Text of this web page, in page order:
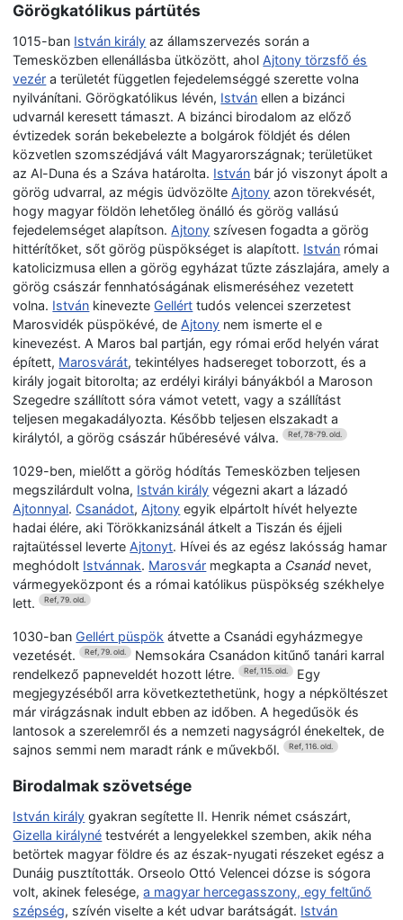
Görögkatólikus pártütés
1015-ban István király az államszervezés során a
Temesközben ellenállásba ütközött, ahol Ajtony törzsfő és
vezér a területét független fejedelemséggé szerette volna
nyilvánítani. Görögkatólikus lévén, István ellen a bizánci
udvarnál keresett támaszt. A bizánci birodalom az előző
évtizedek során bekebelezte a bolgárok földjét és délen
közvetlen szomszédjává vált Magyarországnak; területüket
az Al-Duna és a Száva határolta. István bár jó viszonyt ápolt a
görög udvarral, az mégis üdvözölte Ajtony azon törekvését,
hogy magyar földön lehetőleg önálló és görög vallású
fejedelemséget alapítson. Ajtony szívesen fogadta a görög
hittérítőket, sőt görög püspökséget is alapított. István római
katolicizmusa ellen a görög egyházat tűzte zászlajára, amely a
görög császár fennhatóságának elismeréséhez vezetett
volna. István kinevezteGellért tudós velencei szerzetest
Marosvidék püspökévé, de Ajtony nem ismerte el e
kinevezést. A Maros bal partján, egy római erőd helyén várat
épített, Marosvárát, tekintélyes hadsereget toborzott, és a
király jogait bitorolta; az erdélyi királyi bányákból a Maroson
Szegedre szállított sóra vámot vetett, vagy a szállítást
teljesen megakadályozta. Később teljesen elszakadt a
királytól, a görög császár hűbéresévé válva. Ref, 78-79. old.
1029-ben, mielőtt a görög hódítás Temesközben teljesen
megszilárdult volna, István király végezni akart a lázadó
Ajtonnyal.Csanádot, Ajtony egyik elpártolt hívét helyezte
hadai élére, aki Törökkanizsánál átkelt a Tiszán és éjjeli
rajtaütéssel leverte Ajtonyt. Hívei és az egész lakósság hamar
meghódolt Istvánnak. Marosvár megkapta a Csanád nevet,
vármegyeközpont és a római katólikus püspökség székhelye
lett. Ref, 79. old.
1030-banGellért püspök átvette a Csanádi egyházmegye
vezetését. Ref, 79. old.
Nemsokára Csanádon kitűnő tanári karral
rendelkező papneveldét hozott létre. Ref, 115. old.
Egy
megjegyzéséből arra következtethetünk, hogy a népköltészet
már virágzásnak indult ebben az időben. A hegedűsök és
lantosok a szerelemről és a nemzeti nagyságról énekeltek, de
sajnos semmi nem maradt ránk e művekből. Ref, 116. old.
Birodalmak szövetsége
István király gyakran segítette II. Henrik német császárt,
Gizella királyné testvérét a lengyelekkel szemben, akik néha
betörtek magyar földre és az észak-nyugati részeket egész a
Dunáig pusztították. Orseolo Ottó Velencei dózse is sógora
volt, akinek felesége,a magyar hercegasszony, egy feltűnő
szépség, szívén viselte a két udvar barátságát. István